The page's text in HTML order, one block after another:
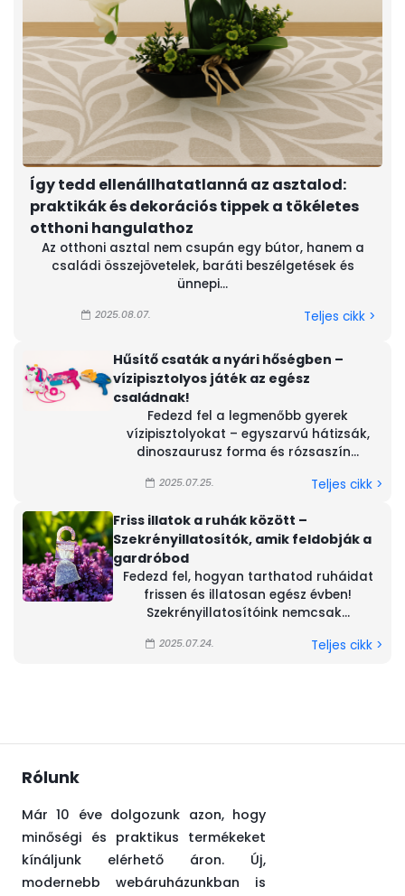
Így tedd ellenállhatatlanná az asztalod:
praktikák és dekorációs tippek a tökéletes
otthoni hangulathoz
2025.08.07.
Az otthoni asztal nem csupán egy bútor, hanem a
családi összejövetelek, baráti beszélgetések és
ünnepi...
Teljes cikk >
Hűsítő csaták a nyári hőségben –
vízipisztolyos játék az egész
családnak!
2025.07.25.
Fedezd fel a legmenőbb gyerek
vízipisztolyokat – egyszarvú hátizsák,
dinoszaurusz forma és rózsaszín...
Teljes cikk >
Friss illatok a ruhák között –
Szekrényillatosítók, amik feldobják a
gardróbod
2025.07.24.
Fedezd fel, hogyan tarthatod ruháidat
frissen és illatosan egész évben!
Szekrényillatosítóink nemcsak...
Teljes cikk >
Rólunk
Már 10 éve dolgozunk azon, hogy
minőségi és praktikus termékeket
kínáljunk elérhető áron. Új,
modernebb webáruházunkban is